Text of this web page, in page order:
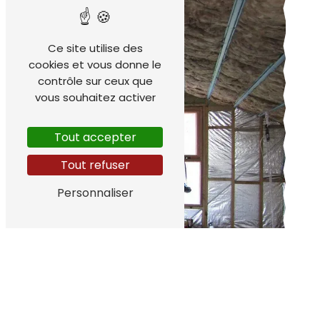
Ce site utilise des
cookies et vous donne le
contrôle sur ceux que
vous souhaitez activer
Tout accepter
Tout refuser
Personnaliser